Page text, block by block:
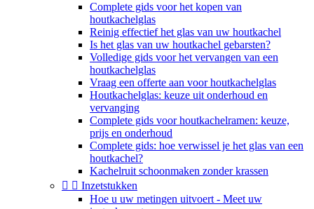
Complete gids voor het kopen van
houtkachelglas
Reinig effectief het glas van uw houtkachel
Is het glas van uw houtkachel gebarsten?
Volledige gids voor het vervangen van een
houtkachelglas
Vraag een offerte aan voor houtkachelglas
Houtkachelglas: keuze uit onderhoud en
vervanging
Complete gids voor houtkachelramen: keuze,
prijs en onderhoud
Complete gids: hoe verwissel je het glas van een
houtkachel?
Kachelruit schoonmaken zonder krassen
  Inzetstukken
Hoe u uw metingen uitvoert - Meet uw